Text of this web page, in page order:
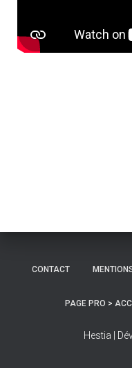
CONTACT
PAGE PRO >
Hestia |